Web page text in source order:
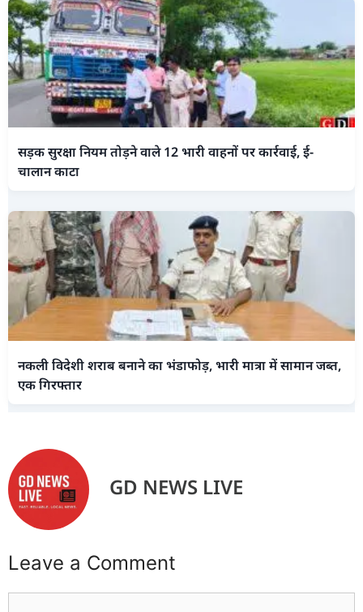
सड़क सुरक्षा नियम तोड़ने वाले 12 भारी वाहनों पर कार्रवाई, ई-
चालान काटा
नकली विदेशी शराब बनाने का भंडाफोड़, भारी मात्रा में सामान जब्त,
एक गिरफ्तार
GD NEWS LIVE
Leave a Comment